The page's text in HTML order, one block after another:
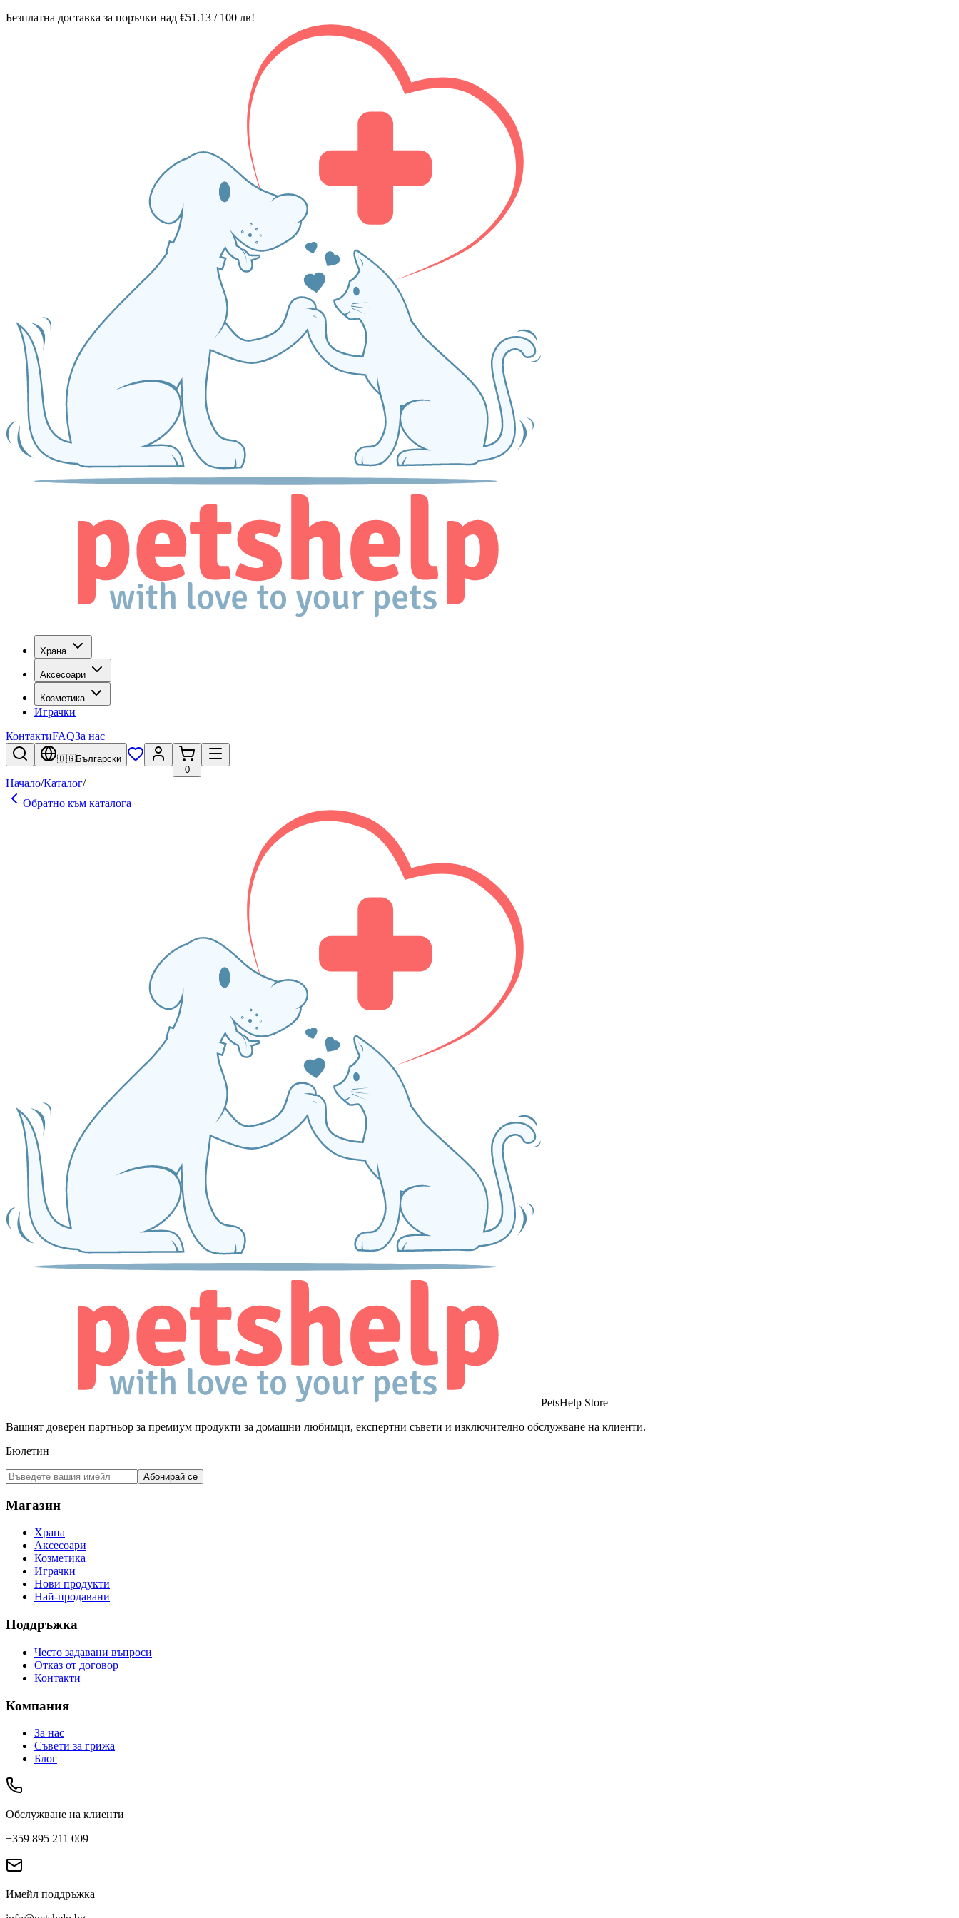
Безплатна доставка за поръчки над €51.13 / 100 лв!
Храна
Аксесоари
Козметика
Играчки
КонтактиFAQЗа нас
🇧🇬Български
0
Начало/Каталог/
Обратно към каталога
PetsHelp Store
Вашият доверен партньор за премиум продукти за домашни любимци, експертни съвети и изключително обслужване на клиенти.
Бюлетин
Абонирай се
Магазин
Храна
Аксесоари
Козметика
Играчки
Нови продукти
Най-продавани
Поддръжка
Често задавани въпроси
Отказ от договор
Контакти
Компания
За нас
Съвети за грижа
Блог
Обслужване на клиенти
+359 895 211 009
Имейл поддръжка